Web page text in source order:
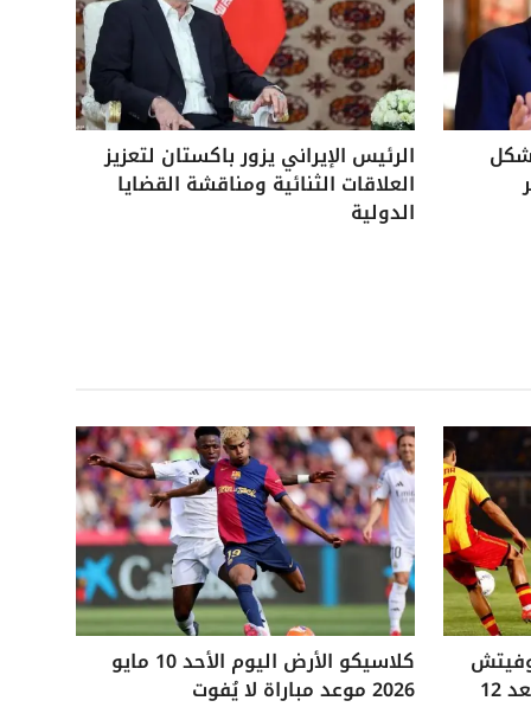
الرئيس الإيراني يزور باكستان لتعزيز
العلاقات الثنائية ومناقشة القضايا
الدولية
التاريخي ويفوز على ليتشي بعد 12
كلاسيكو الأرض اليوم الأحد 10 مايو
2026 موعد مباراة لا يُفوت